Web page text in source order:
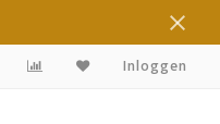
JE IN DE L SHOP Inloggen